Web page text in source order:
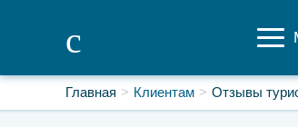
Главная Клиентам Отзывы